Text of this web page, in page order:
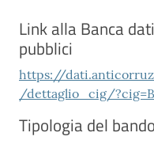
Link alla Banca
pubblici
https://
/dettaglio_cig/
Tipologia del bando